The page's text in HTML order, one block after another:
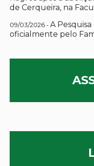
de Cerqueira, na
09/03/2026 -A
oficialmente pelo